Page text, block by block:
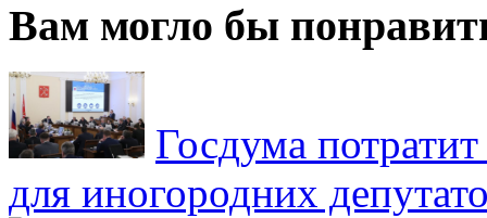
Вам могло бы
Госдума
для иногородних